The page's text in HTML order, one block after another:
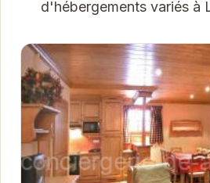
d'hébergements variés à